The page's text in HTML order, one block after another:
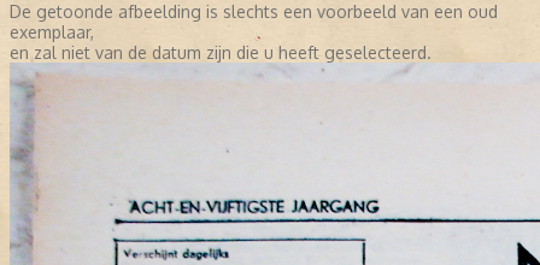
De getoonde afbeelding is slechts een voorbeeld van een oud
exemplaar,
en zal niet van de datum zijn die u heeft geselecteerd.